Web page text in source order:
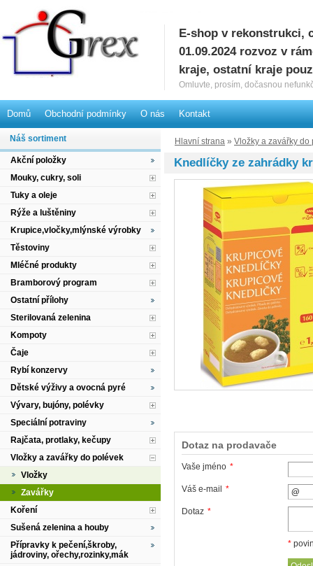
Hlavní strana » Vložky a zavářky do
Knedlíčky ze zahrádky
Dotaz na prodavače
Vaše jméno *
Váš e-mail *
Dotaz *
*
Náš sortiment
Akční položky
Mouky, cukry, soli
Tuky a oleje
Rýže a luštěniny
Krupice,vločky,mlýnské výrobky
Těstoviny
Mléčné produkty
Bramborový program
Ostatní přílohy
Sterilovaná zelenina
Kompoty
Čaje
Rybí konzervy
Dětské výživy a ovocná pyré
Vývary, bujóny, polévky
Speciální potraviny
Rajčata, protlaky, kečupy
Vložky a zavářky do polévek
Vložky
Zavářky
Koření
Sušená zelenina a houby
Přípravky k pečení,škroby,
jádroviny, ořechy,rozinky,mák
G
E-shop v rekonstrukci,
01.09.2024 rozvoz v
kraje, ostatní kraje
Omluvte, prosím, dočasnou
Domů Obchodní podmínky O nás Kontakt